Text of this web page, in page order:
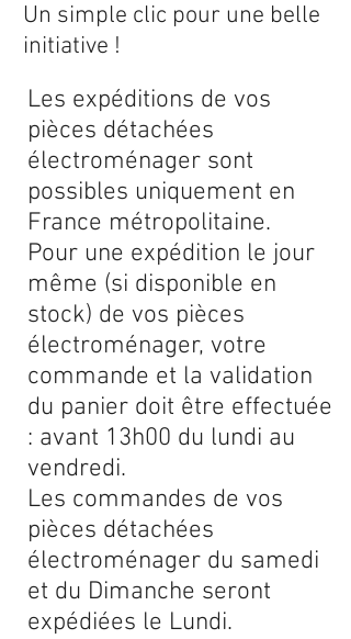
Les expéditions de vos
pièces détachées
électroménager sont
possibles uniquement en
France métropolitaine.
Pour une expédition le jour
même (si disponible en
stock) de vos pièces
électroménager, votre
commande et la validation
du panier doit être effectuée
: avant 13h00 du lundi au
vendredi.
Les commandes de vos
pièces détachées
électroménager du samedi
et du Dimanche seront
expédiées le Lundi.
Un simple clic pour une belle
initiative !